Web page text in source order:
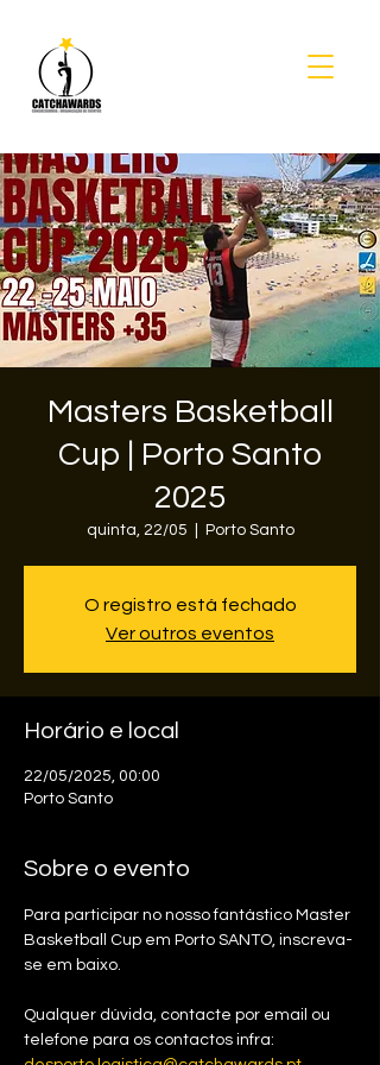
Masters Basketball
Cup | Porto Santo
2025
quinta, 22/05 Porto Santo
O registro está fechado
Ver outros eventos
Horário e local
22/05/2025, 00:00
Porto Santo
Sobre o evento
Para participar no nosso fantástico Master
Basketball Cup em Porto SANTO, inscreva-
se em baixo.
Qualquer dúvida, contacte por email ou
telefone para os contactos infra: